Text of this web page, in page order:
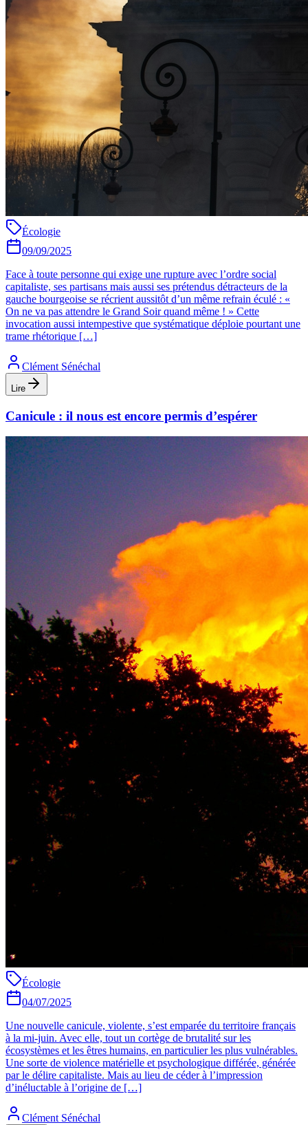
Écologie
09/09/2025
Face à toute personne qui exige une rupture avec l’ordre social
capitaliste, ses partisans mais aussi ses prétendus détracteurs de la
gauche bourgeoise se récrient aussitôt d’un même refrain éculé : «
On ne va pas attendre le Grand Soir quand même ! » Cette
invocation aussi intempestive que systématique déploie pourtant une
trame rhétorique […]
Clément Sénéchal
Lire
Canicule : il nous est encore permis d’espérer
Écologie
04/07/2025
Une nouvelle canicule, violente, s’est emparée du territoire français
à la mi-juin. Avec elle, tout un cortège de brutalité sur les
écosystèmes et les êtres humains, en particulier les plus vulnérables.
Une sorte de violence matérielle et psychologique différée, générée
par le délire capitaliste. Mais au lieu de céder à l’impression
d’inéluctable à l’origine de […]
Clément Sénéchal